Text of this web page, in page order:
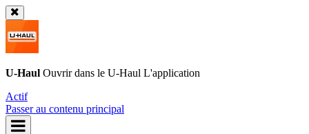
U-Haul Ouvrir dans le U-Haul L'application
Actif
Passer au contenu principal